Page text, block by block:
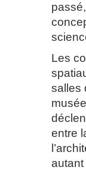
Les
salles
entre
autant